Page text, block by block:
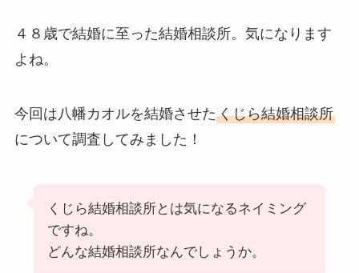
４８歳で結婚に至った結婚相談所。気になります
よね。
今回は八幡カオルを結婚させたくじら結婚相談所
について調査してみました！
くじら結婚相談所とは気になるネイミング
ですね。
どんな結婚相談所なんでしょうか。